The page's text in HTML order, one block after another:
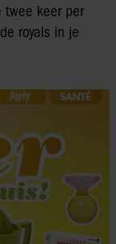
twee keer per
royals in je